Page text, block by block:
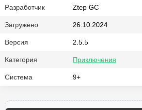
Разработчик Ztep GC
Загружено 26.10.2024
Версия 2.5.5
Категория Приключения
Система 9+